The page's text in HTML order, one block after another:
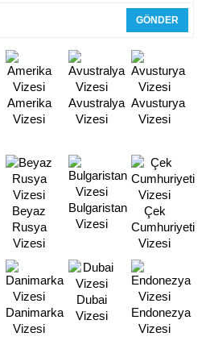
Amerika
Vizesi
Avustralya
Vizesi
Avusturya
Vizesi
Beyaz
Rusya
Vizesi
Bulgaristan
Vizesi
Çek
Cumhuriyeti
Vizesi
Danimarka
Vizesi
Dubai
Vizesi
Endonezya
Vizesi